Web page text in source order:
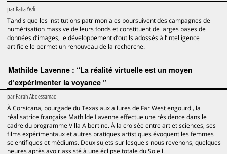
parKatia Yezli
Tandis que les institutions patrimoniales poursuivent des campagnes de
numérisation massive de leurs fonds et constituent de larges bases de
données d’images, le développement d’outils adossés à l’intelligence
artificielle permet un renouveau de la recherche.
Mathilde Lavenne : “La réalité virtuelle est un moyen
d’expérimenter la voyance ”
parFarah Abdessamad
À Corsicana, bourgade du Texas aux allures de Far West engourdi, la
réalisatrice française Mathilde Lavenne effectue une résidence dans le
cadre du programme Villa Albertine. À la croisée entre art et sciences, ses
films expérimentaux et autres pratiques artistiques évoquent les femmes
scientifiques et médiums. Deux sujets sur lesquels nous revenons, quelques
heures après avoir assisté à une éclipse totale du Soleil.